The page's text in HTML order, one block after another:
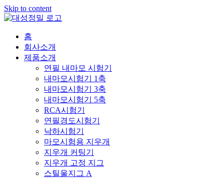
Skip to content
홈
회사소개
제품소개
연필 내마모 시험기
내마모시험기 1축
내마모시험기 3축
내마모시험기 5축
RCA시험기
연필경도시험기
낙하시험기
마모시험용 지우개
지우개 커팅기
지우개 고정 지그
스틸울지그 A